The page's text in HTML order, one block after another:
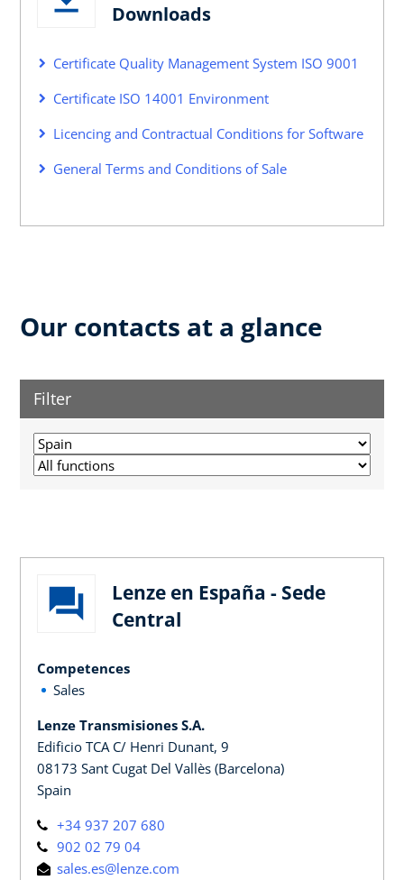
Downloads
Certificate Quality Management System ISO 9001
Certificate ISO 14001 Environment
Licencing and Contractual Conditions for Software
General Terms and Conditions of Sale
Our contacts at a glance
Filter
Lenze en España - Sede
Central
Competences
Sales
Lenze Transmisiones S.A.
Edificio TCA C/ Henri Dunant, 9
08173 Sant Cugat Del Vallès (Barcelona)
Spain
+34 937 207 680
902 02 79 04
sales.es@lenze.com